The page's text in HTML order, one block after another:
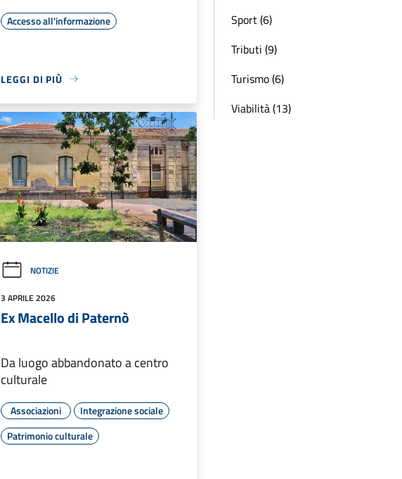
Accesso all'informazione
LEGGI DI PIÙ
NOTIZIE
3 APRILE 2026
Ex Macello di Paternò
Da luogo abbandonato a centro
culturale
Associazioni
Integrazione sociale
Patrimonio culturale
Sport (6)
Tributi (9)
Turismo (6)
Viabilità (13)